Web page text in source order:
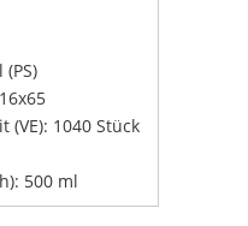
(VE): 1040 Stück
500 ml